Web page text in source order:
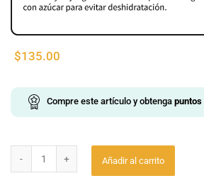
$135.00
Compre este artículo y obtenga puntos
Añadir al carrito